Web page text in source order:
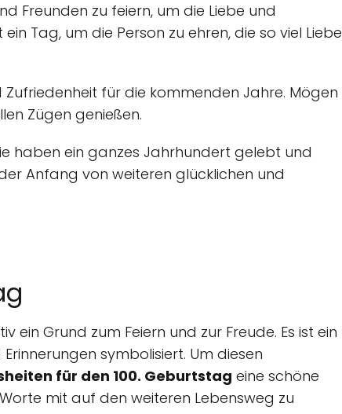
Freunden zu feiern, um die Liebe und
Tag, um die Person zu ehren, die so viel Liebe
Zufriedenheit für die kommenden Jahre. Mögen
Zügen genießen.
haben ein ganzes Jahrhundert gelebt und
Anfang von weiteren glücklichen und
Grund zum Feiern und zur Freude. Es ist ein
symbolisiert. Um diesen
für den 100. Geburtstag eine schöne
mit auf den weiteren Lebensweg zu